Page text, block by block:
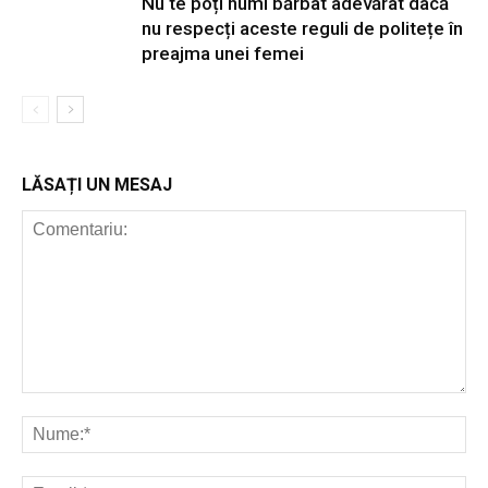
nu respecți aceste reguli de politețe în
preajma unei femei
LĂSAȚI UN MESAJ